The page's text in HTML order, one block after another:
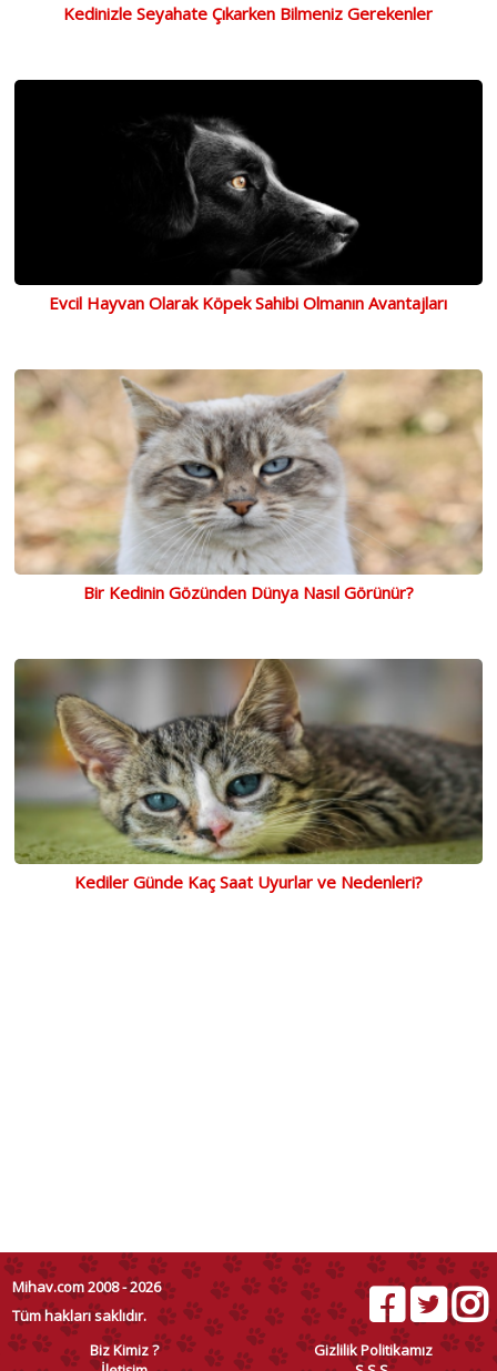
Kedinizle Seyahate Çıkarken Bilmeniz Gerekenler
Evcil Hayvan Olarak Köpek Sahibi Olmanın Avantajları
Bir Kedinin Gözünden Dünya Nasıl Görünür?
Kediler Günde Kaç Saat Uyurlar ve Nedenleri?
Mihav.com 2008 - 2026
Tüm hakları saklıdır.
Biz Kimiz ?
Gizlilik Politikamız